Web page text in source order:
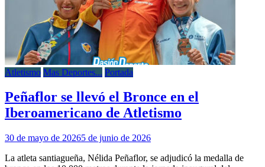
Atletismo Mas Deportes... Portada
Peñaflor se llevó el Bronce en el
Iberoamericano de Atletismo
30 de mayo de 20265 de junio de 2026
La atleta santiagueña, Nélida Peñaflor, se adjudicó la medalla de